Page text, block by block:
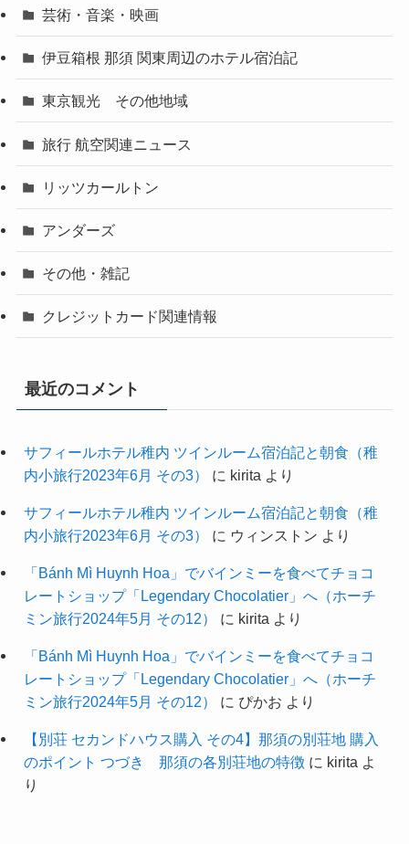
芸術・音楽・映画
伊豆箱根 那須 関東周辺のホテル宿泊記
東京観光 その他地域
旅行 航空関連ニュース
リッツカールトン
アンダーズ
その他・雑記
クレジットカード関連情報
最近のコメント
サフィールホテル稚内 ツインルーム宿泊記と朝食（稚
内小旅行2023年6月 その3）
に kirita より
サフィールホテル稚内 ツインルーム宿泊記と朝食（稚
内小旅行2023年6月 その3）
に ウィンストン より
「Bánh Mì Huynh Hoa」でバインミーを食べてチョコ
レートショップ「Legendary Chocolatier」へ（ホーチ
ミン旅行2024年5月 その12）
に kirita より
「Bánh Mì Huynh Hoa」でバインミーを食べてチョコ
レートショップ「Legendary Chocolatier」へ（ホーチ
ミン旅行2024年5月 その12）
に ぴかお より
【別荘 セカンドハウス購入 その4】那須の別荘地 購入
のポイント つづき 那須の各別荘地の特徴に kirita よ
り